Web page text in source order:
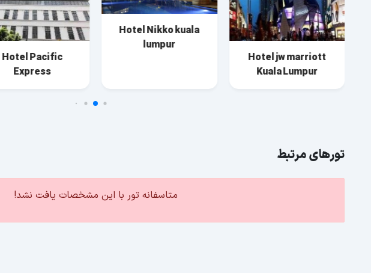
Hotel jw marriott
Kuala Lumpur
Hotel Nikko kuala
lumpur
Hotel Pacific
Express
تورهای مرتبط
متاسفانه تور با این مشخصات یافت نشد!